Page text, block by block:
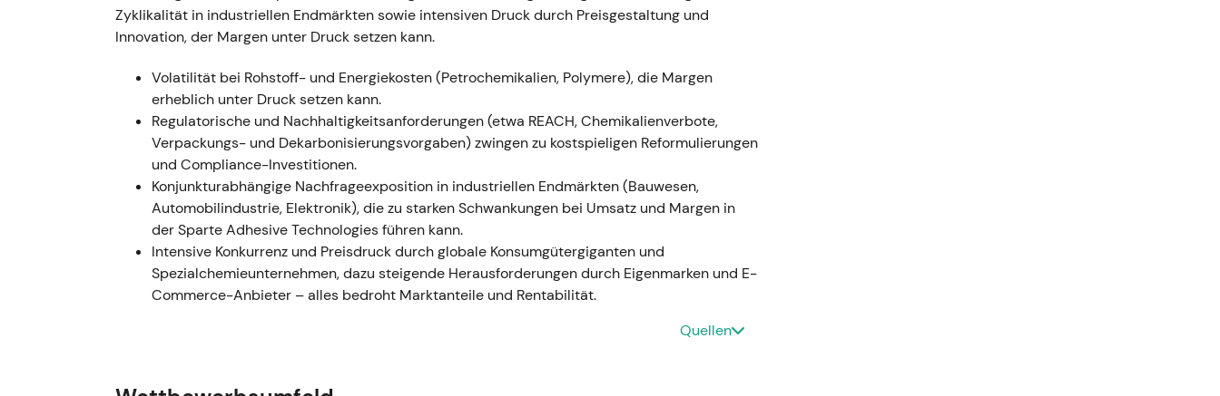
Umsatz 2021: 20,1 Mrd. €; organisches Wachstum: +7,8 %[11]
[9]
Bereinigtes EBIT: ca. 2,7 Mrd. €; bereinigtes EPS: 4,56 €; Free Cashflow: 1,5 Mrd. €
Management kündigte Integrationsschritte, ein Aktienrückkaufprogramm (bis zu 1 Mrd.
€), den Venture Fund II (150 Mio. €) sowie verschärfte Nachhaltigkeitsziele (2030+) an
[11],[9]
Die „Purposeful Growth"-Agenda gewann an Glaubwürdigkeit; Investoren begannen,
strukturelle Wachstumsinitiativen und explizite Kapitalrückführung gemeinsam
einzupreisen — Wahrnehmung verschob sich in Richtung eines disziplinierten
Compounders[11],[9]
Konsolidierung in einen anhaltenden Aufwärtstrend; strategische Maßnahmen und
Rückkaufankündigung wirkten als Katalysator[11]
März 2023 – Jahresergebnisse 2022
Umsatz 2022: 22,4 Mrd. €; organisches Wachstum: +8,8 % (überwiegend preisgetrieben)
Zyklikalität in industriellen Endmärkten sowie intensiven Druck durch Preisgestaltung und
Innovation, der Margen unter Druck setzen kann.
Volatilität bei Rohstoff- und Energiekosten (Petrochemikalien, Polymere), die Margen
erheblich unter Druck setzen kann.
Regulatorische und Nachhaltigkeitsanforderungen (etwa REACH, Chemikalienverbote,
Verpackungs- und Dekarbonisierungsvorgaben) zwingen zu kostspieligen Reformulierungen
und Compliance-Investitionen.
Konjunkturabhängige Nachfrageexposition in industriellen Endmärkten (Bauwesen,
Automobilindustrie, Elektronik), die zu starken Schwankungen bei Umsatz und Margen in
der Sparte Adhesive Technologies führen kann.
Intensive Konkurrenz und Preisdruck durch globale Konsumgütergiganten und
Spezialchemieunternehmen, dazu steigende Herausforderungen durch Eigenmarken und E-
Commerce-Anbieter – alles bedroht Marktanteile und Rentabilität.
Quellen